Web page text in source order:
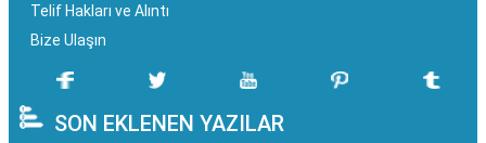
Telif Hakları ve Alıntı
Bize Ulaşın
SON EKLENEN YAZILAR